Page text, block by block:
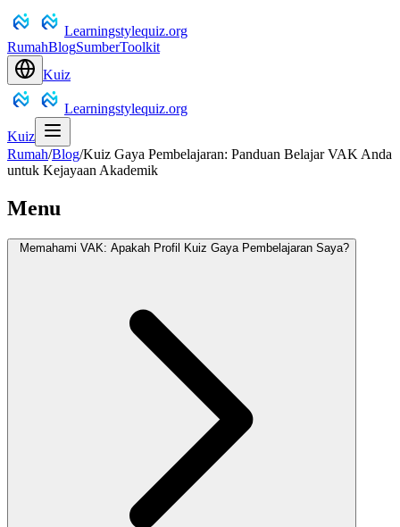
Learningstylequiz.org
RumahBlogSumberToolkit
Kuiz
Learningstylequiz.org
Kuiz
Rumah/Blog/Kuiz Gaya Pembelajaran: Panduan Belajar VAK Anda
untuk Kejayaan Akademik
Menu
Memahami VAK: Apakah Profil Kuiz Gaya Pembelajaran Saya?